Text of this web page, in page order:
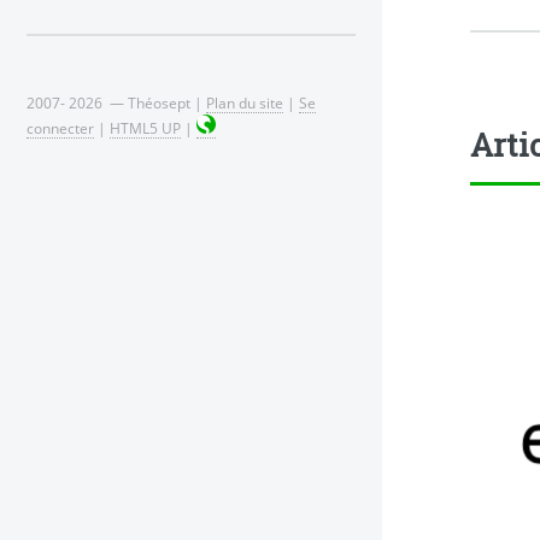
2007- 2026 — Théosept | Plan du site | Se
connecter | HTML5 UP |